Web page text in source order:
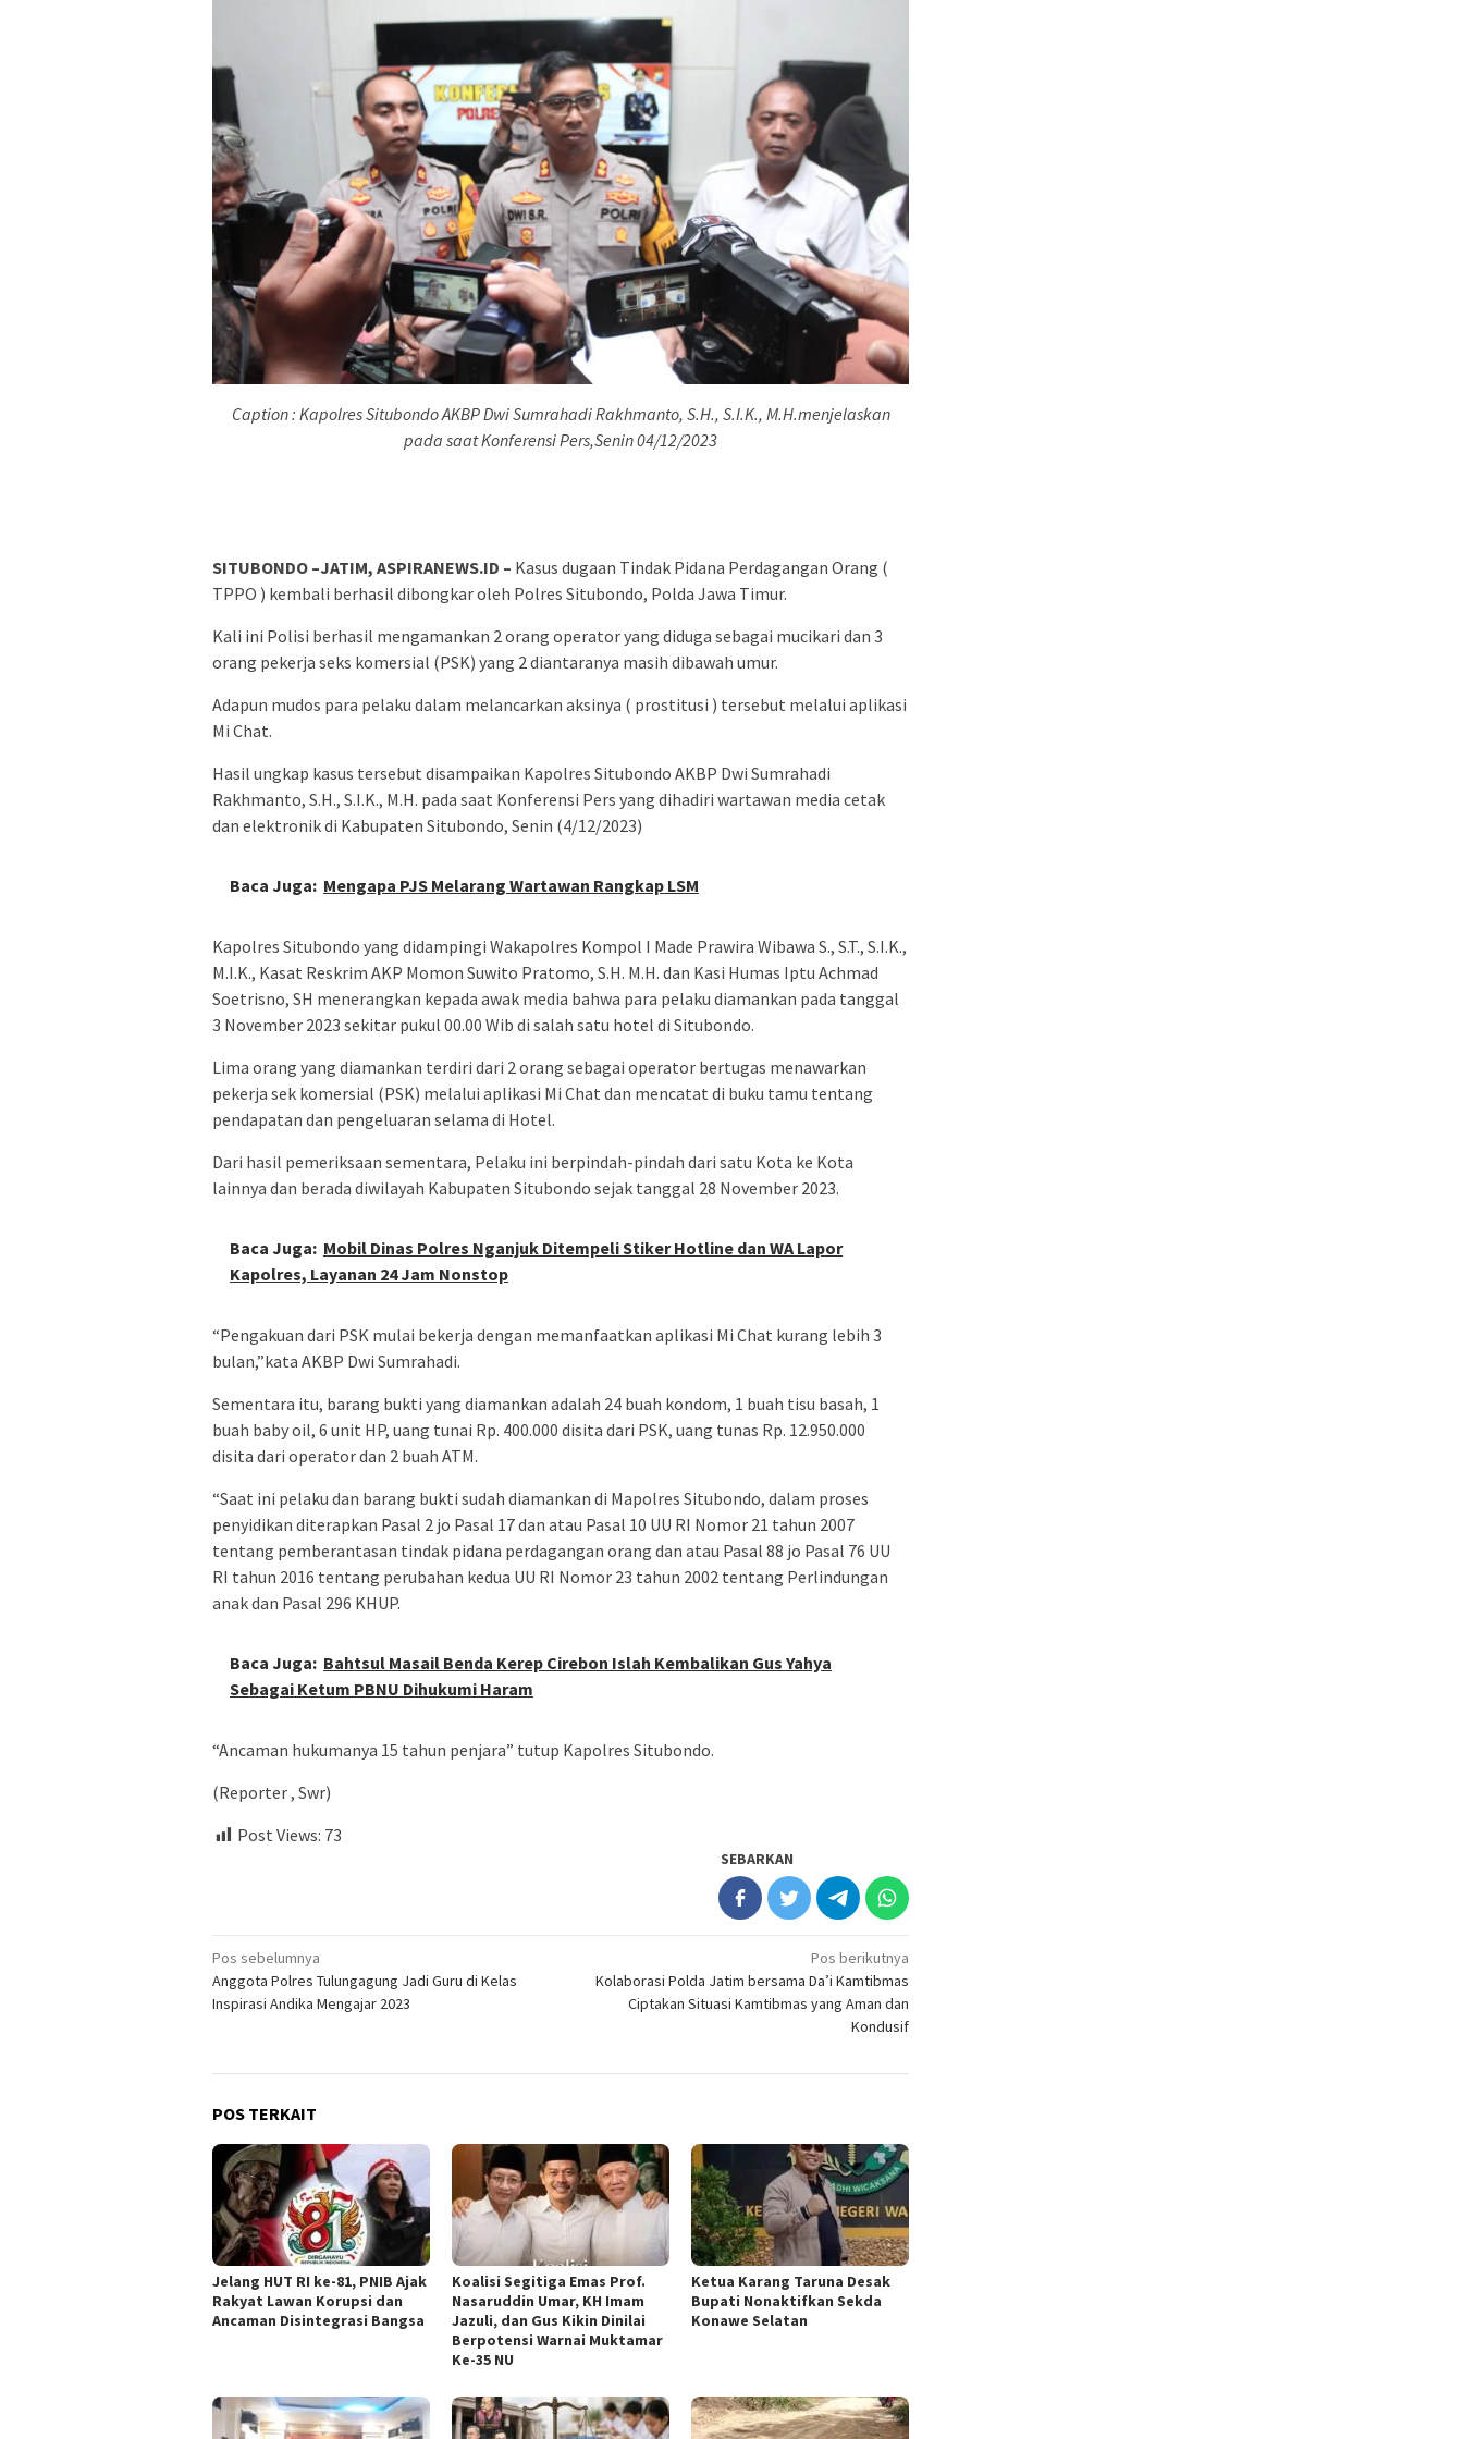
Caption : Kapolres Situbondo AKBP Dwi Sumrahadi Rakhmanto, S.H., S.I.K., M.H.menjelaskan
pada saat Konferensi Pers,Senin 04/12/2023
SITUBONDO –JATIM, ASPIRANEWS.ID – Kasus dugaan Tindak Pidana Perdagangan Orang (
TPPO ) kembali berhasil dibongkar oleh Polres Situbondo, Polda Jawa Timur.
Kali ini Polisi berhasil mengamankan 2 orang operator yang diduga sebagai mucikari dan 3
orang pekerja seks komersial (PSK) yang 2 diantaranya masih dibawah umur.
Adapun mudos para pelaku dalam melancarkan aksinya ( prostitusi ) tersebut melalui aplikasi
Mi Chat.
Hasil ungkap kasus tersebut disampaikan Kapolres Situbondo AKBP Dwi Sumrahadi
Rakhmanto, S.H., S.I.K., M.H. pada saat Konferensi Pers yang dihadiri wartawan media cetak
dan elektronik di Kabupaten Situbondo, Senin (4/12/2023)
Baca Juga: Mengapa PJS Melarang Wartawan Rangkap LSM
Kapolres Situbondo yang didampingi Wakapolres Kompol I Made Prawira Wibawa S., S.T., S.I.K.,
M.I.K., Kasat Reskrim AKP Momon Suwito Pratomo, S.H. M.H. dan Kasi Humas Iptu Achmad
Soetrisno, SH menerangkan kepada awak media bahwa para pelaku diamankan pada tanggal
3 November 2023 sekitar pukul 00.00 Wib di salah satu hotel di Situbondo.
Lima orang yang diamankan terdiri dari 2 orang sebagai operator bertugas menawarkan
pekerja sek komersial (PSK) melalui aplikasi Mi Chat dan mencatat di buku tamu tentang
pendapatan dan pengeluaran selama di Hotel.
Dari hasil pemeriksaan sementara, Pelaku ini berpindah-pindah dari satu Kota ke Kota
lainnya dan berada diwilayah Kabupaten Situbondo sejak tanggal 28 November 2023.
Baca Juga: Mobil Dinas Polres Nganjuk Ditempeli Stiker Hotline dan WA Lapor
Kapolres, Layanan 24 Jam Nonstop
“Pengakuan dari PSK mulai bekerja dengan memanfaatkan aplikasi Mi Chat kurang lebih 3
bulan,”kata AKBP Dwi Sumrahadi.
Sementara itu, barang bukti yang diamankan adalah 24 buah kondom, 1 buah tisu basah, 1
buah baby oil, 6 unit HP, uang tunai Rp. 400.000 disita dari PSK, uang tunas Rp. 12.950.000
disita dari operator dan 2 buah ATM.
“Saat ini pelaku dan barang bukti sudah diamankan di Mapolres Situbondo, dalam proses
penyidikan diterapkan Pasal 2 jo Pasal 17 dan atau Pasal 10 UU RI Nomor 21 tahun 2007
tentang pemberantasan tindak pidana perdagangan orang dan atau Pasal 88 jo Pasal 76 UU
RI tahun 2016 tentang perubahan kedua UU RI Nomor 23 tahun 2002 tentang Perlindungan
anak dan Pasal 296 KHUP.
Baca Juga: Bahtsul Masail Benda Kerep Cirebon Islah Kembalikan Gus Yahya
Sebagai Ketum PBNU Dihukumi Haram
“Ancaman hukumanya 15 tahun penjara” tutup Kapolres Situbondo.
(Reporter , Swr)
Post Views: 73
SEBARKAN
Navigasi
pos
Pos sebelumnya
Anggota Polres Tulungagung Jadi Guru di Kelas
Inspirasi Andika Mengajar 2023
Pos berikutnya
Kolaborasi Polda Jatim bersama Da’i Kamtibmas
Ciptakan Situasi Kamtibmas yang Aman dan
Kondusif
POS TERKAIT
Jelang HUT RI ke-81, PNIB Ajak
Rakyat Lawan Korupsi dan
Ancaman Disintegrasi Bangsa
Koalisi Segitiga Emas Prof.
Nasaruddin Umar, KH Imam
Jazuli, dan Gus Kikin Dinilai
Berpotensi Warnai Muktamar
Ke-35 NU
Ketua ‎Karang Taruna Desak
Bupati Nonaktifkan Sekda
Konawe Selatan